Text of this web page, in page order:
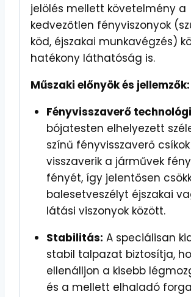
jelölés mellett követelmény a
kedvezőtlen fényviszonyok
köd, éjszakai munkavégzés)
hatékony láthatóság is.
Műszaki előnyök és jellemzők:
Fényvisszaverő
bójatesten elhelyezett
színű fényvisszaverő csíkok
visszaverik a járművek
fényét, így jelentősen
balesetveszélyt éjszakai
látási viszonyok között.
Stabilitás: A speciálisan
stabil talpazat biztosítja,
ellenálljon a kisebb
és a mellett elhaladó